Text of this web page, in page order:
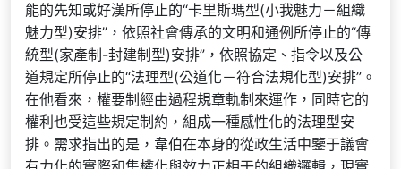
能的先知或好漢所停止的“卡里斯瑪型(小我魅力－組織
魅力型)安排”，依照社會傳承的文明和通例所停止的“傳
統型(家產制-封建制型)安排”，依照協定、指令以及公
道規定所停止的“法理型(公道化－符合法規化型)安排”。
在他看來，權要制經由過程規章軌制來運作，同時它的
權利也受這些規定制約，組成一種感性化的法理型安
排。需求指出的是，韋伯在本身的從政生活中鑒于議會